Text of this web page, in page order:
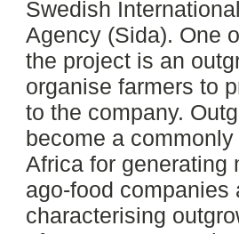
Swedish
Agency (Sida). One
the project is an
organise farmers to
to the company.
become a
Africa for generating
ago-food companies
characterising